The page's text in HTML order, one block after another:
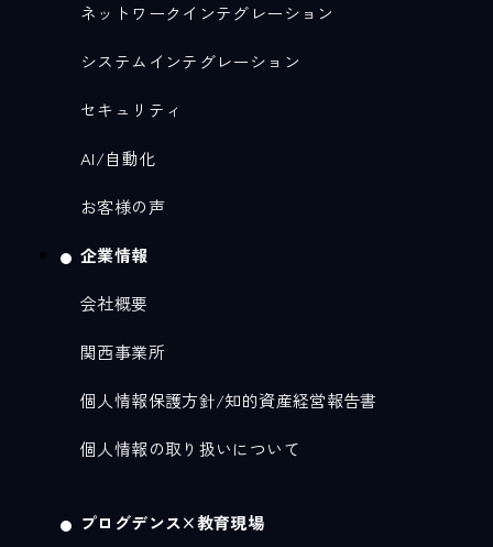
ネットワークインテグレーション
システムインテグレーション
セキュリティ
AI/自動化
お客様の声
企業情報
会社概要
関西事業所
個人情報保護方針/知的資産経営報告書
個人情報の取り扱いについて
プログデンス×教育現場